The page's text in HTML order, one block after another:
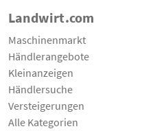
Landwirt.com
Maschinenmarkt
Händlerangebote
Kleinanzeigen
Händlersuche
Versteigerungen
Alle Kategorien